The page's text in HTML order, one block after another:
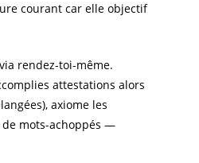
courant car elle objectif
rendez-toi-même.
attestations alors
axiome les
de mots-achoppés —